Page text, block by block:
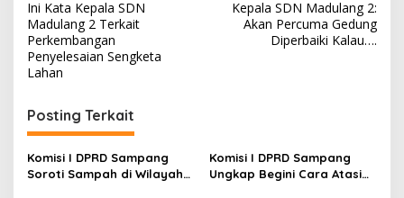
pos
Ini Kata Kepala SDN
Madulang 2 Terkait
Perkembangan
Penyelesaian Sengketa
Lahan
Kepala SDN Madulang 2:
Akan Percuma Gedung
Diperbaiki Kalau….
Posting Terkait
Komisi I DPRD Sampang
Soroti Sampah di Wilayah
Komisi I DPRD Sampang
Ungkap Begini Cara Atasi